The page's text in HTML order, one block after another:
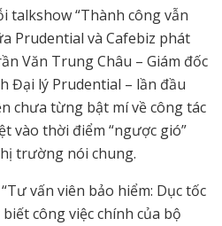
talkshow “Thành công vẫn
Prudential và Cafebiz phát
Văn Trung Châu – Giám đốc
Đại lý Prudential – lần đầu
chưa từng bật mí về công tác
vào thời điểm “ngược gió”
trường nói chung.
vấn viên bảo hiểm: Dục tốc
công việc chính của bộ